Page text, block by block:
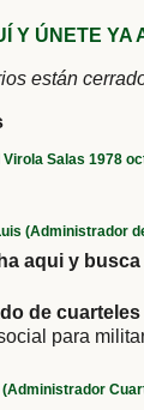
Y ÚNETE
están
Virola Salas 1978
(Administrador
aqui y
de cuarteles
para